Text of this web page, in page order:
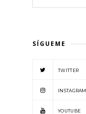
SÍGUEME
TWITTER
INSTAGRAM
YOUTUBE